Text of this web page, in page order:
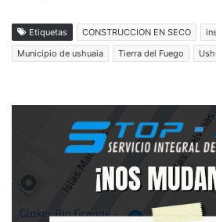
Etiquetas CONSTRUCCION EN SECO
Municipio de ushuaia
Tierra del Fuego